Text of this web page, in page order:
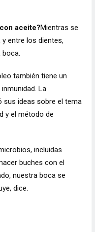
aceite?Mientras se
entre los dientes,
boca.
también tiene un
La
sus ideas sobre el tema
y el método de
incluidas
buches con el
nuestra boca se
dice.